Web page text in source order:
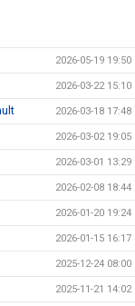
2026-05-19 19:50
2026-03-22 15:10
2026-03-18 17:48
2026-03-02 19:05
2026-03-01 13:29
2026-02-08 18:44
2026-01-20 19:24
2026-01-15 16:17
2025-12-24 08:00
2025-11-21 14:02